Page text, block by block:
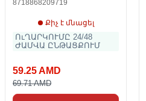
8718868209719
Քիչ է մնացել
ՈւՂԱՐԿՈՒՄԸ 24/48
ԺԱՄՎԱ ԸՆԹԱՑՔՈՒՄ
59.25 AMD
69.71 AMD